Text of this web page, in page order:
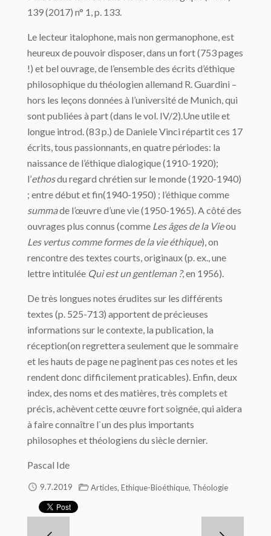
139 (2017) n° 1, p. 133.
Le lecteur italophone, mais non germanophone, est
heureux de pouvoir disposer, dans un fort (753 pages
!) et bel ouvrage, de l’ensemble des écrits d’éthique
philosophique du théologien allemand R. Guardini –
hors les leçons données à l’université de Munich, qui
sont publiées à part (dans le vol. IV/2).Une utile et
longue introd. (83 p.) de Daniele Vinci répartit ces 17
écrits, tous passionnants, en quatre périodes: la
naissance de l’éthique dialogique (1910-1920);
l’ethosdu regard chrétien sur le monde (1920-1940)
; entre début et fin(1940-1950) ; l’éthique comme
summade l’œuvre d’une vie (1950-1965). A côté des
ouvrages plus connus (comme Les âges de la Vieou
Les vertus comme formes de la vie éthique), on
rencontre des textes courts, originaux (p. ex., une
lettre intitulée Qui est un gentleman ?, en 1956).
De très longues notes érudites sur les différents
textes (p. 525-713) apportent de précieuses
informations sur le contexte, la publication, la
réception(on regrettera seulement que le sommaire
et les hauts de page ne paginent pas ces notes et les
rendent donc difficilement praticables). Enfin, deux
index, des noms et des matières, très complets et
précis, achèvent cette œuvre fort soignée, qui aidera
à faire connaître l`un des plus importants
philosophes et théologiens du siècle dernier.
Pascal Ide
9.7.2019 Articles, Ethique-Bioéthique, Théologie